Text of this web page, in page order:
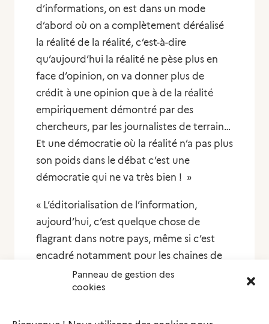
Panneau de gestion des
cookies
d’informations, on est dans un mode
d’abord où on a complètement déréalisé
la réalité de la réalité, c’est-à-dire
qu’aujourd’hui la réalité ne pèse plus en
face d’opinion, on va donner plus de
crédit à une opinion que à de la réalité
empiriquement démontré par des
chercheurs, par les journalistes de terrain…
Et une démocratie où la réalité n’a pas plus
son poids dans le débat c’est une
démocratie qui ne va très bien ! »
« L’éditorialisation de l’information,
aujourd’hui, c’est quelque chose de
flagrant dans notre pays, même si c’est
encadré notamment pour les chaines de
télévisions ou les radios, on voit qu’il y a
quand même une marge, mais elle est très